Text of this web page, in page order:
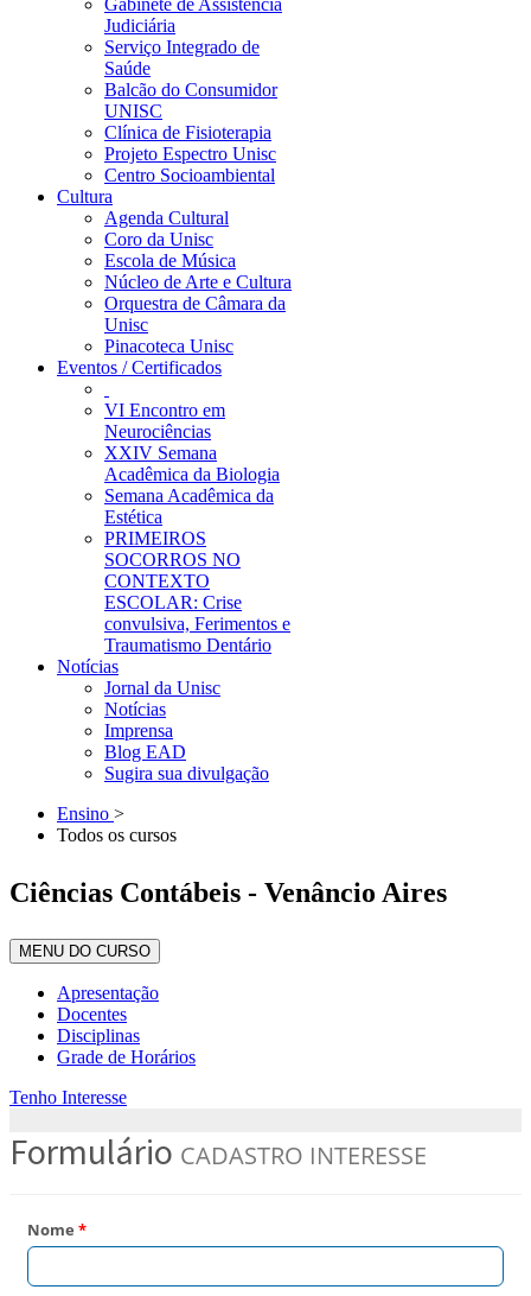
Gabinete de Assistência
Judiciária
Serviço Integrado de
Saúde
Balcão do Consumidor
UNISC
Clínica de Fisioterapia
Projeto Espectro Unisc
Centro Socioambiental
Cultura
Agenda Cultural
Coro da Unisc
Escola de Música
Núcleo de Arte e Cultura
Orquestra de Câmara da
Unisc
Pinacoteca Unisc
Eventos / Certificados
VI Encontro em
Neurociências
XXIV Semana
Acadêmica da Biologia
Semana Acadêmica da
Estética
PRIMEIROS
SOCORROS NO
CONTEXTO
ESCOLAR: Crise
convulsiva, Ferimentos e
Traumatismo Dentário
Notícias
Jornal da Unisc
Notícias
Imprensa
Blog EAD
Sugira sua divulgação
Ensino >
Todos os cursos
Ciências Contábeis - Venâncio Aires
MENU DO CURSO
Apresentação
Docentes
Disciplinas
Grade de Horários
Tenho Interesse